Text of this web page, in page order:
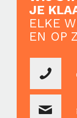
JE
ELKE
EN OP